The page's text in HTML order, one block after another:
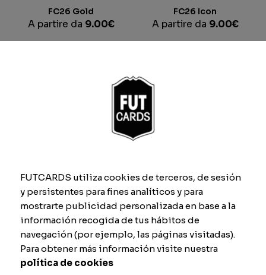
FC26 Gold
A partire da 9.00€
FC26 Icon
A partire da 9.00€
FC25 TOTY (Team of
The Year)
A partire da9.00€
FC25 Legend
A partire da
FUTCARDS utiliza cookies de terceros, de sesión
y persistentes para fines analíticos y para
mostrarte publicidad personalizada en base a la
información recogida de tus hábitos de
navegación (por ejemplo, las páginas visitadas).
Para obtener más información visite nuestra
política de cookies